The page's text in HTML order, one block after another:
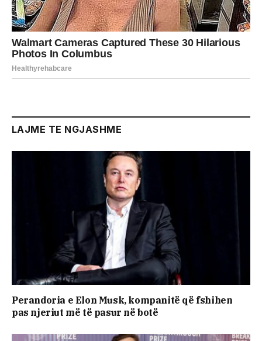
LAJME TE NGJASHME
Perandoria e Elon Musk, kompanitë që fshihen
pas njeriut më të pasur në botë